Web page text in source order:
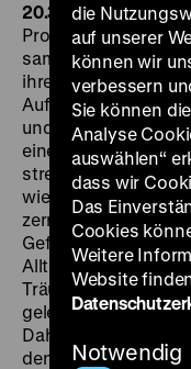
20.30 Uhr Dreißig
Protagonisten von
sammelt Eindrücke
ihren damaligen,
Auftritten. Ihre
und ihrer
einer großen
strebte ein jeder
wie Sand, der durch
zerrann. Aber
Gefühl davon, dass
Alltage, Ängste und
Träumer von einst,
gelegentlich
Dahintreibenden,
den Schritt der Zeit
die
auf unserer
können wir
verbessern
Sie können
Analyse
auswählen“
dass wir
Das
Cookies
Weitere
Website
Notwendig